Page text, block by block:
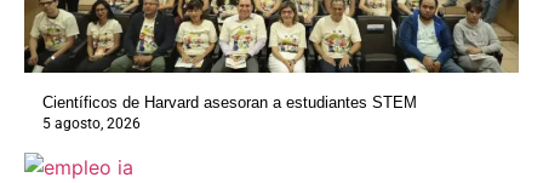
Científicos de Harvard asesoran a estudiantes STEM
5 agosto, 2026